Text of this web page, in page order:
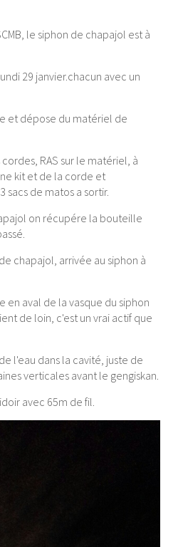
le siphon de chapajol est à
29 janvier.chacun avec un
et dépose du matériel de
RAS sur le matériel, à
kit et de la corde et
sacs de matos a sortir.
on récupére la bouteille
chapajol, arrivée au siphon à
en aval de la vasque du siphon
de loin, c'est un vrai actif que
l'eau dans la cavité, juste de
verticales avant le gengiskan.
avec 65m de fil.